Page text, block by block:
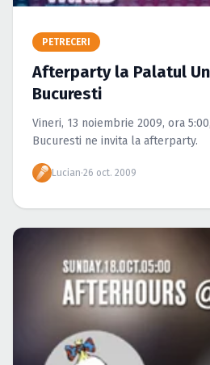
Caută în site...
PETRECERI
Afterparty la Palatul
Bucuresti
Vineri, 13 noiembrie 2009, ora
Bucuresti ne invita la afterparty.
Lucian·26 oct. 2009